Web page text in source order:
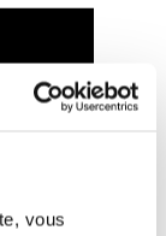
vous